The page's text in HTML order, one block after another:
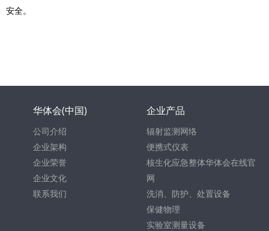
安全。
华体会(中国)
公司介绍
企业架构
企业荣誉
企业文化
联系我们
企业产品
辐射监测网络
便携式仪表
核生化应急整体华体会在线官
网
洗消、防护、处置设备
保健物理
实验室测量设备